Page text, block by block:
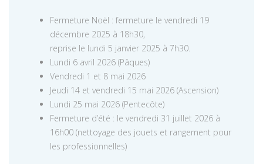
Fermeture Noël : fermeture le vendredi 19
décembre 2025 à 18h30,
reprise le lundi 5 janvier 2025 à 7h30.
Lundi 6 avril 2026 (Pâques)
Vendredi 1 et 8 mai 2026
Jeudi 14 et vendredi 15 mai 2026 (Ascension)
Lundi 25 mai 2026 (Pentecôte)
Fermeture d’été : le vendredi 31 juillet 2026 à
16h00 (nettoyage des jouets et rangement pour
les professionnelles)